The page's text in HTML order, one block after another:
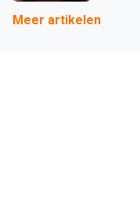
Meer artikelen